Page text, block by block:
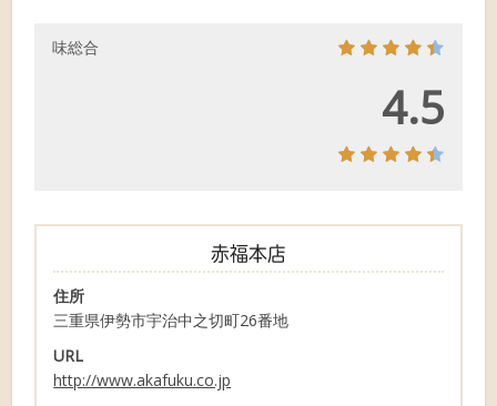
味総合
4.5
赤福本店
住所
三重県伊勢市宇治中之切町26番地
URL
http://www.akafuku.co.jp